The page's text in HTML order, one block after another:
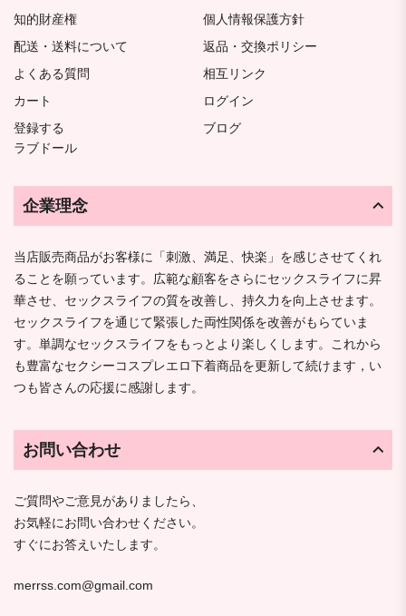
知的財産権
個人情報保護方針
配送・送料について
返品・交換ポリシー
よくある質問
相互リンク
カート
ログイン
登録する
ブログ
ラブドール
企業理念
当店販売商品がお客様に「刺激、満足、快楽」を感じさせてくれ
ることを願っています。広範な顧客をさらにセックスライフに昇
華させ、セックスライフの質を改善し、持久力を向上させます。
セックスライフを通じて緊張した両性関係を改善がもらていま
す。単調なセックスライフをもっとより楽しくします。これから
も豊富なセクシーコスプレエロ下着商品を更新して続けます，い
つも皆さんの応援に感謝します。
お問い合わせ
ご質問やご意見がありましたら、
お気軽にお問い合わせください。
すぐにお答えいたします。
merrss.com@gmail.com